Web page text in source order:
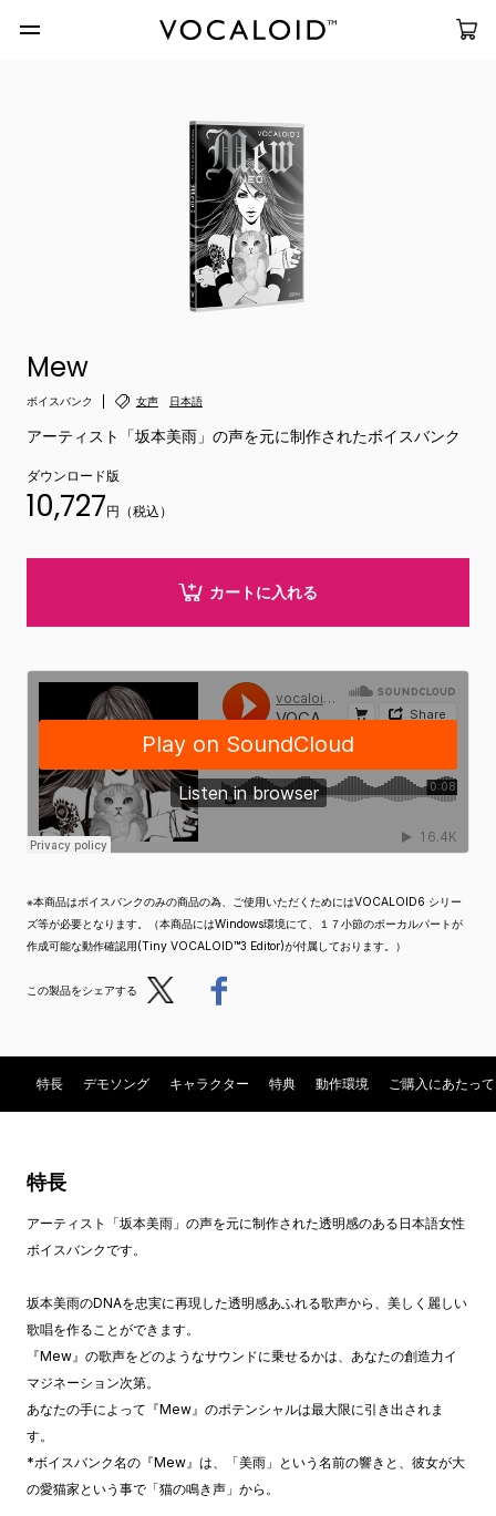
Mew
ボイスバンク 女声 日本語
アーティスト「坂本美雨」の声を元に制作されたボイスバンク
ダウンロード版
10,727円（税込）
カートに入れる
※本商品はボイスバンクのみの商品の為、ご使用いただくためにはVOCALOID6 シリー
ズ等が必要となります。（本商品にはWindows環境にて、１７小節のボーカルパートが
作成可能な動作確認用(Tiny VOCALOID™3 Editor)が付属しております。）
この製品をシェアする Post
特長 デモソング キャラクター 特典 動作環境 ご購入にあたって
特長
アーティスト「坂本美雨」の声を元に制作された透明感のある日本語女性
ボイスバンクです。
坂本美雨のDNAを忠実に再現した透明感あふれる歌声から、美しく麗しい
歌唱を作ることができます。
『Mew』の歌声をどのようなサウンドに乗せるかは、あなたの創造力イ
マジネーション次第。
あなたの手によって『Mew』のポテンシャルは最大限に引き出されま
す。
*ボイスバンク名の『Mew』は、「美雨」という名前の響きと、彼女が大
の愛猫家という事で「猫の鳴き声」から。